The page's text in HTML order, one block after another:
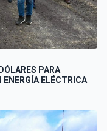
PARA
ENERGÍA ELÉCTRICA